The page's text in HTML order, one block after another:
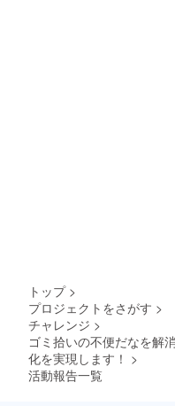
トップ >
プロジェクトをさがす >
チャレンジ >
ゴミ拾いの不便だなを解
化を実現します！ >
活動報告一覧